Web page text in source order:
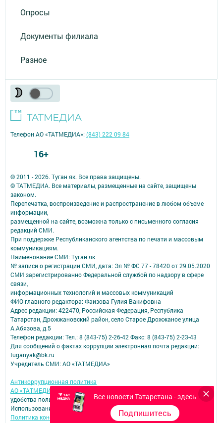
Опросы
Документы филиала
Разное
Все новости Татарстана - здесь
Подпишитесь
© 2011 - 2026. Туган як. Все права защищены.
© ТАТМЕДИА. Все материалы, размещенные на сайте, защищены
законом.
Перепечатка, воспроизведение и распространение в любом объеме
информации,
размещенной на сайте, возможна только с письменного согласия
редакций СМИ.
При поддержке Республиканского агентства по печати и массовым
коммуникациям.
Наименование СМИ: Туган як
№ записи о регистрации СМИ, дата: Эл № ФС 77 - 78420 от 29.05.2020
СМИ зарегистрированно Федеральной службой по надзору в сфере
связи,
информационных технологий и массовых коммуникаций
ФИО главного редактора: Фаизова Гулия Вакифовна
Адрес редакции: 422470, Российская Федерация, Республика
Татарстан, Дрожжановский район, село Старое Дрожжаное улица
А.Абязова, д.5
Телефон редакции: Тел.: 8 (843-75) 2-26-42 Факс: 8 (843-75) 2-23-43
Для сообщений о фактах коррупции электронная почта редакции:
tuganyak@bk.ru
Учредитель СМИ: АО «ТАТМЕДИА»
Антикоррупционная политика
АО «ТАТМЕДИА» использует «cookie»
для персонализации сервисов и
удобства пользователей сайтом.
Использование «cookie» можно отменить в настройках браузера.
Политика конфиденциальности
Телефон АО «ТАТМЕДИА»:(843) 222 09 84
16+